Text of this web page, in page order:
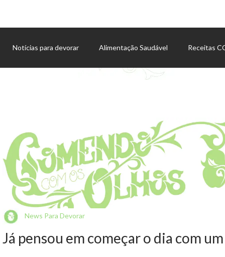
Notícias para devorar Alimentação Saudável Receitas
News Para Devorar
Já pensou em começar o dia com